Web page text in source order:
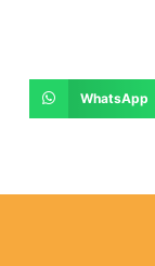
WhatsApp